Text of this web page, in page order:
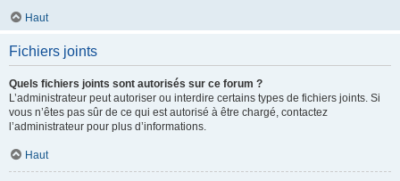
Haut
Fichiers joints
Quels fichiers joints sont autorisés sur ce forum ?
L’administrateur peut autoriser ou interdire certains types de fichiers joints. Si
vous n’êtes pas sûr de ce qui est autorisé à être chargé, contactez
l’administrateur pour plus d’informations.
Haut